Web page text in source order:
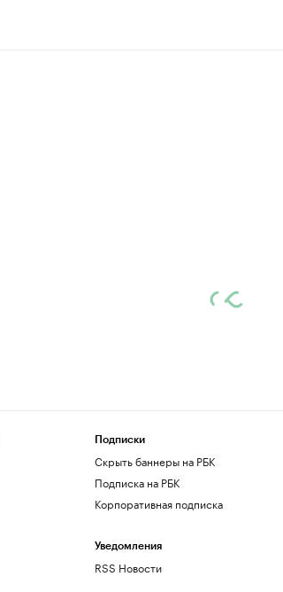
Подписки
Скрыть баннеры на РБК
Подписка на РБК
Корпоративная подписка
Уведомления
RSS Новости